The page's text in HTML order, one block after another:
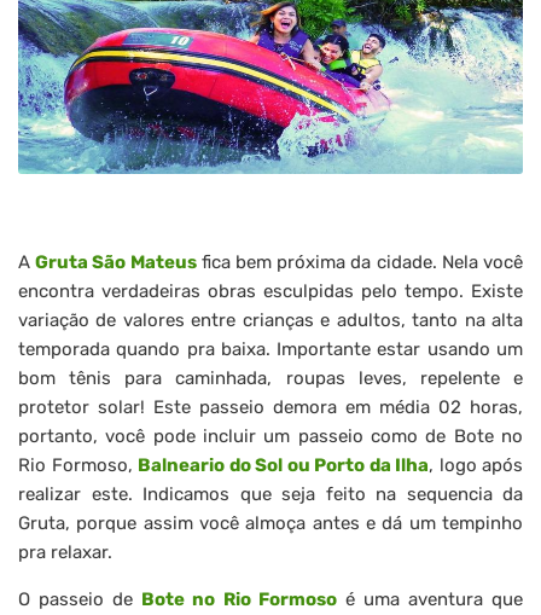
AGruta São Mateusfica bem próxima da cidade. Nela você
encontra verdadeiras obras esculpidas pelo tempo. Existe
variação de valores entre crianças e adultos, tanto na alta
temporada quando pra baixa. Importante estar usando um
bom tênis para caminhada, roupas leves, repelente e
protetor solar! Este passeio demora em média 02 horas,
portanto, você pode incluir um passeio como de Bote no
Rio Formoso, Balneario do Sol ou Porto da Ilha, logo após
realizar este. Indicamos que seja feito na sequencia da
Gruta, porque assim você almoça antes e dá um tempinho
pra relaxar.
O passeio de Bote no Rio Formosoé uma aventura que